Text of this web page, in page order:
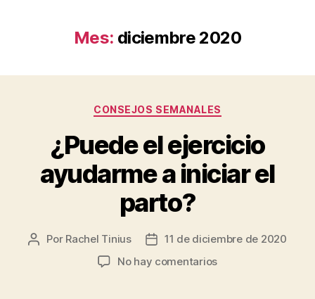
Mes: diciembre 2020
Categorías
CONSEJOS SEMANALES
¿Puede el ejercicio
ayudarme a iniciar el
parto?
Autor
Por Rachel Tinius
Fecha11 de diciembre de 2020
No hay comentariosen